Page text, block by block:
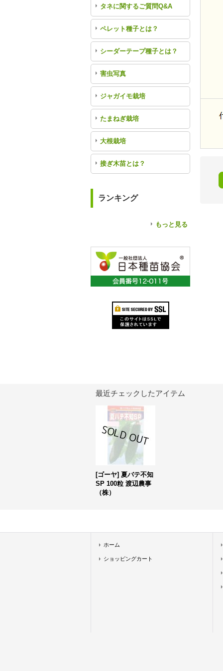
タネに関するご質問Q&A
ペレット種子とは？
シーダーテープ種子とは？
害虫写真
ジャガイモ栽培
たまねぎ栽培
大根栽培
接ぎ木苗とは？
ランキング
もっと見る
最近チェックしたアイテム
[ゴーヤ] 夏バテ不知
SP 100粒 渡辺農事
（株）
ホーム
ショッピングカート